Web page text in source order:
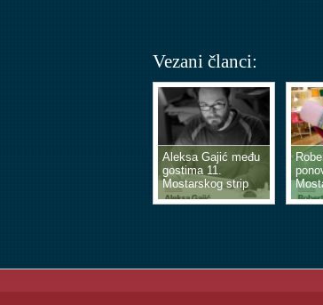
Vezani članci:
Aleksa Gajić među
gostima 11.
Mostarskog strip
vikenda